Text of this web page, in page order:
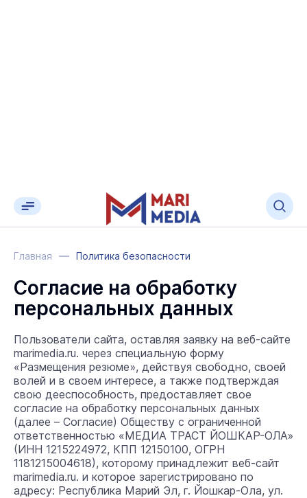
Главная Политика безопасности
Согласие на обработку
персональных данных
Пользователи сайта, оставляя заявку на веб-сайте
marimedia.ru. через специальную форму
«Размещения резюме», действуя свободно, своей
волей и в своем интересе, а также подтверждая
свою дееспособность, предоставляет свое
согласие на обработку персональных данных
(далее – Согласие) Обществу с ограниченной
ответственностью «МЕДИА ТРАСТ ЙОШКАР-ОЛА»
(ИНН 1215224972, КПП 12150100, ОГРН
1181215004618), которому принадлежит веб-сайт
marimedia.ru. и которое зарегистрировано по
адресу: Республика Марий Эл, г. Йошкар-Ола, ул.